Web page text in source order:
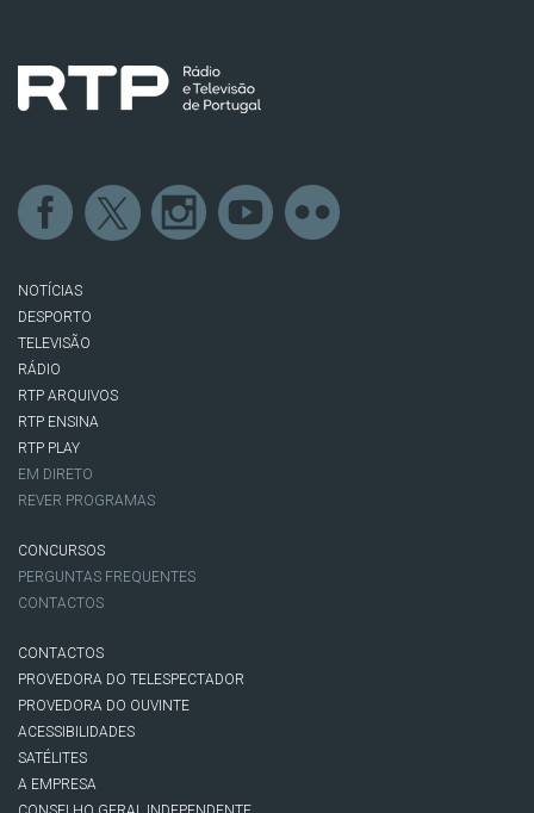
NOTÍCIAS
DESPORTO
TELEVISÃO
RÁDIO
RTP ARQUIVOS
RTP ENSINA
RTP PLAY
EM DIRETO
REVER PROGRAMAS
CONCURSOS
PERGUNTAS FREQUENTES
CONTACTOS
CONTACTOS
PROVEDORA DO TELESPECTADOR
PROVEDORA DO OUVINTE
ACESSIBILIDADES
SATÉLITES
A EMPRESA